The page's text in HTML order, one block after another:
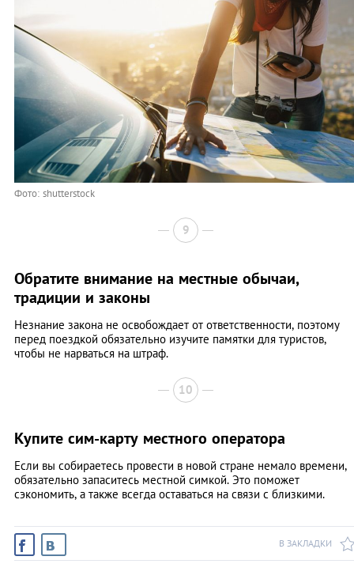
Фото: shutterstock
9
Обратите внимание на местные обычаи,
традиции и законы
Незнание закона не освобождает от ответственности, поэтому
перед поездкой обязательно изучите памятки для туристов,
чтобы не нарваться на штраф.
10
Купите сим-карту местного оператора
Если вы собираетесь провести в новой стране немало времени,
обязательно запаситесь местной симкой. Это поможет
сэкономить, а также всегда оставаться на связи с близкими.
В ЗАКЛАДКИ